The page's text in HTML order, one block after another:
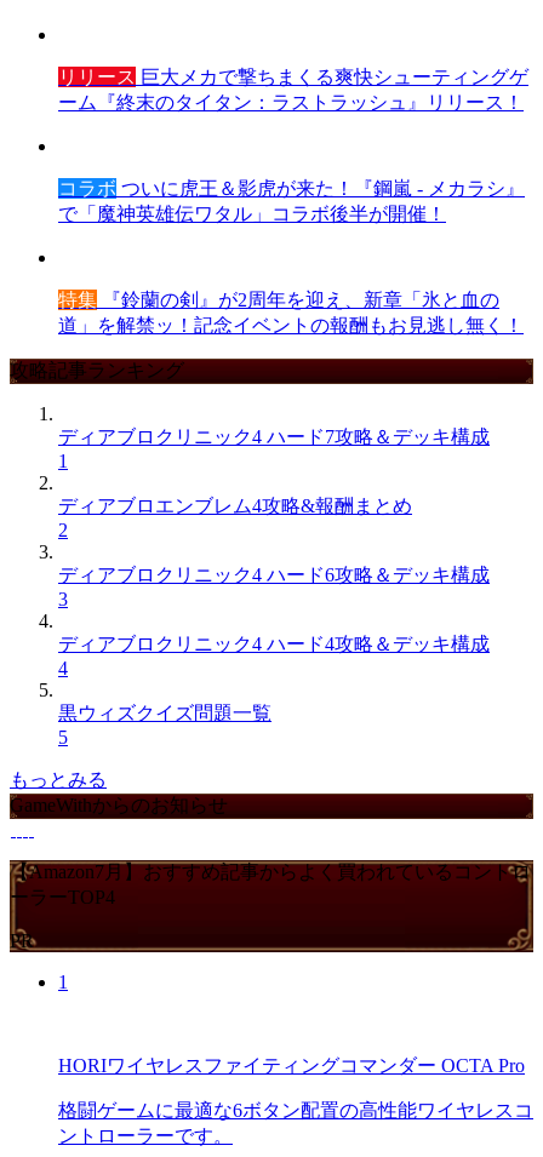
リリース 巨大メカで撃ちまくる爽快シューティングゲ
ーム『終末のタイタン：ラストラッシュ』リリース！
コラボ ついに虎王＆影虎が来た！『鋼嵐 - メカラシ』
で「魔神英雄伝ワタル」コラボ後半が開催！
特集 『鈴蘭の剣』が2周年を迎え、新章「氷と血の
道」を解禁ッ！記念イベントの報酬もお見逃し無く！
攻略記事ランキング
ディアブロクリニック4 ハード7攻略＆デッキ構成
1
ディアブロエンブレム4攻略&報酬まとめ
2
ディアブロクリニック4 ハード6攻略＆デッキ構成
3
ディアブロクリニック4 ハード4攻略＆デッキ構成
4
黒ウィズクイズ問題一覧
5
もっとみる
GameWithからのお知らせ
【Amazon7月】おすすめ記事からよく買われているコントロ
ーラーTOP4
PR
1
HORIワイヤレスファイティングコマンダー OCTA Pro
格闘ゲームに最適な6ボタン配置の高性能ワイヤレスコ
ントローラーです。